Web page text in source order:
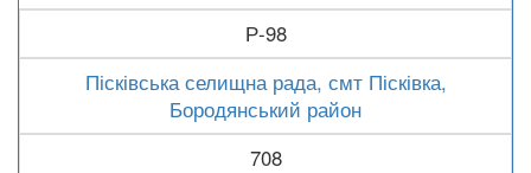
Р-98
Пісківська селищна рада, смт Пісківка,
Бородянський район
708